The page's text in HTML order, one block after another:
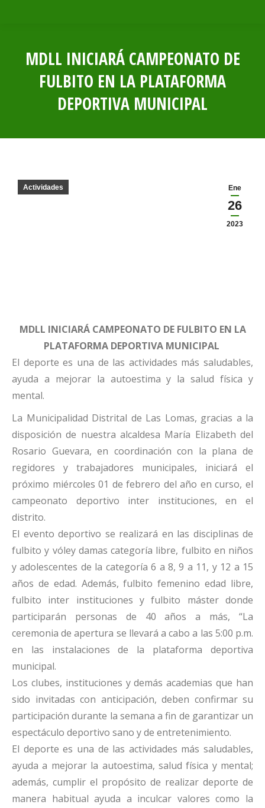
MDLL INICIARÁ CAMPEONATO DE
FULBITO EN LA PLATAFORMA
DEPORTIVA MUNICIPAL
Ene
26
2023
Actividades
MDLL INICIARÁ CAMPEONATO DE FULBITO EN LA
PLATAFORMA DEPORTIVA MUNICIPAL
El deporte es una de las actividades más saludables,
ayuda a mejorar la autoestima y la salud física y
mental.
La Municipalidad Distrital de Las Lomas, gracias a la
disposición de nuestra alcaldesa María Elizabeth del
Rosario Guevara, en coordinación con la plana de
regidores y trabajadores municipales, iniciará el
próximo miércoles 01 de febrero del año en curso, el
campeonato deportivo inter instituciones, en el
distrito.
El evento deportivo se realizará en las disciplinas de
fulbito y vóley damas categoría libre, fulbito en niños
y adolescentes de la categoría 6 a 8, 9 a 11, y 12 a 15
años de edad. Además, fulbito femenino edad libre,
fulbito inter instituciones y fulbito máster donde
participarán personas de 40 años a más, “La
ceremonia de apertura se llevará a cabo a las 5:00 p.m.
en las instalaciones de la plataforma deportiva
municipal.
Los clubes, instituciones y demás academias que han
sido invitadas con anticipación, deben confirmar su
participación durante la semana a fin de garantizar un
espectáculo deportivo sano y de entretenimiento.
El deporte es una de las actividades más saludables,
ayuda a mejorar la autoestima, salud física y mental;
además, cumplir el propósito de realizar deporte de
manera habitual ayuda a inculcar valores como la